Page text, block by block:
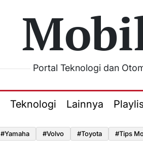
Portal Teknologi dan
Teknologi Lainnya
#yamaha #volvo #toyota #tips